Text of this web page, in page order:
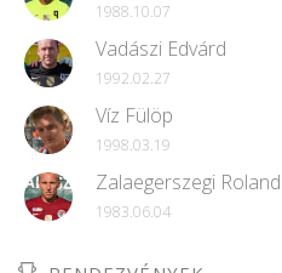
1988.10.07
Vadászi Edvárd
1992.02.27
Víz Fülöp
1998.03.19
Zalaegerszegi Roland
1983.06.04